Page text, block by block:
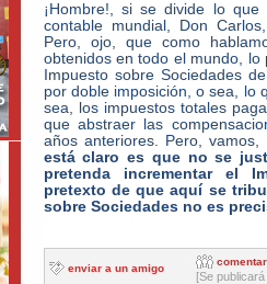
¡Hombre!, si se divide lo
contable mundial, Don
Pero, ojo, que como
obtenidos en todo el mundo,
Impuesto sobre Sociedades
por doble imposición, o sea, lo
sea, los impuestos totales
que abstraer las
años anteriores. Pero,
está claro es que no se
pretenda incrementar el
pretexto de que aquí se
sobre Sociedades no es
enviar a un amigo
comentar
[Se